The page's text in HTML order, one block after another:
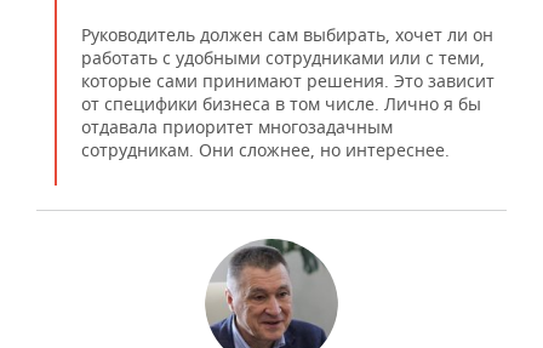
Руководитель должен сам выбирать, хочет ли он
работать с удобными сотрудниками или с теми,
которые сами принимают решения. Это зависит
от специфики бизнеса в том числе. Лично я бы
отдавала приоритет многозадачным
сотрудникам. Они сложнее, но интереснее.